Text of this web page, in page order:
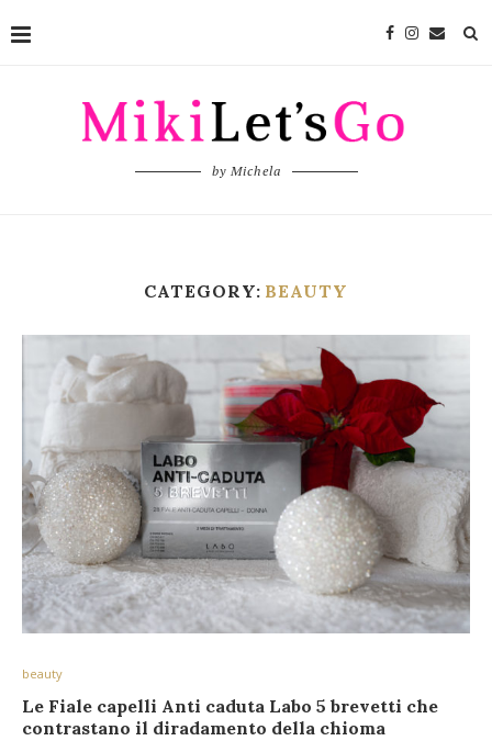
by Michela
CATEGORY: BEAUTY
beauty
Le Fiale capelli Anti caduta Labo 5 brevetti che
contrastano il diradamento della chioma